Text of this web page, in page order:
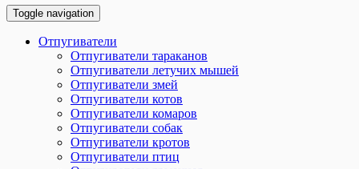
Toggle navigation
Отпугиватели
Отпугиватели тараканов
Отпугиватели летучих мышей
Отпугиватели змей
Отпугиватели котов
Отпугиватели комаров
Отпугиватели собак
Отпугиватели кротов
Отпугиватели птиц